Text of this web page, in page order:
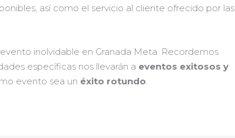
así como el servicio al cliente ofrecido por las
inolvidable en Granada Meta. Recordemos
específicas nos llevarán a eventos exitosos y
evento sea un éxito rotundo.